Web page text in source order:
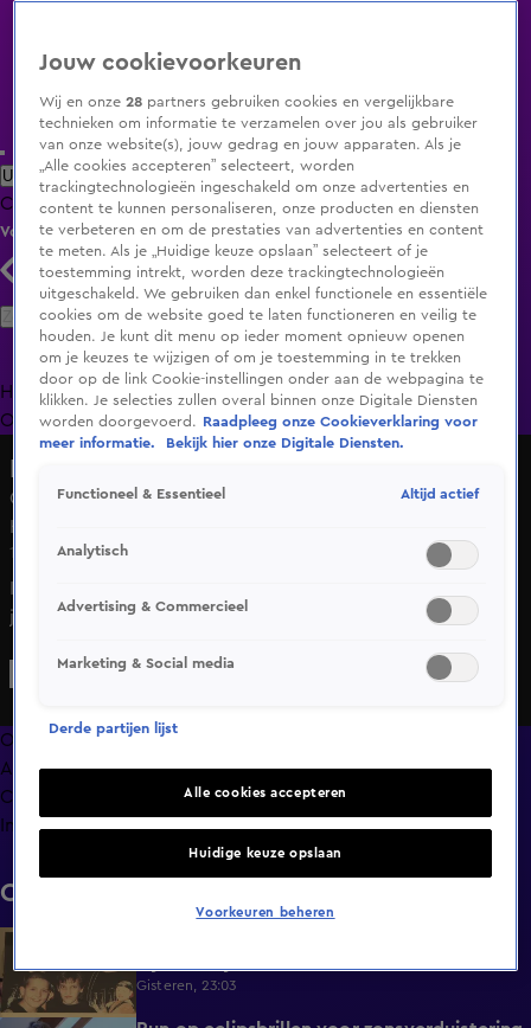
Uitzending Gemist Populaire programma's Zenders Genres
ClipsFilmsRadioSmart TV inlogShop
Volg KIJK
Zoeken
HomeUitzending Gemist Programma's De Bondgenoten
OranjezomerLivestreamsShop
Gigantische houten V2-raket onthuld op dorpsfeest in
Hoonhorst
17 mei 2025, 23:35
jubileum een indrukwekkende replica van een V2-raket
14 meter lange houten constructie. De raket is
buurt echte V2's werden gelanceerd. Bekijk hier hoe het
bijzondere project.
Overzicht
Afleveringen
Clips
Info
Clips
Gisteren, 23:03
Jouw cookievoorkeuren
Wij en onze28 partners gebruiken cookies en vergelijkbare
technieken om informatie te verzamelen over jou als gebruiker
van onze website(s), jouw gedrag en jouw apparaten. Als je
„Alle cookies accepteren” selecteert, worden
trackingtechnologieën ingeschakeld om onze advertenties en
content te kunnen personaliseren, onze producten en diensten
te verbeteren en om de prestaties van advertenties en content
te meten. Als je „Huidige keuze opslaan” selecteert of je
toestemming intrekt, worden deze trackingtechnologieën
uitgeschakeld. We gebruiken dan enkel functionele en essentiële
cookies om de website goed te laten functioneren en veilig te
houden. Je kunt dit menu op ieder moment opnieuw openen
om je keuzes te wijzigen of om je toestemming in te trekken
door op de link Cookie-instellingen onder aan de webpagina te
klikken. Je selecties zullen overal binnen onze Digitale Diensten
worden doorgevoerd.
Raadpleeg onze Cookieverklaring voor
meer informatie.
Bekijk hier onze Digitale Diensten.
Functioneel & Essentieel Altijd actief
Analytisch
Advertising & Commercieel
Marketing & Social media
Derde partijen lijst
Alle cookies accepteren
Huidige keuze opslaan
Voorkeuren beheren